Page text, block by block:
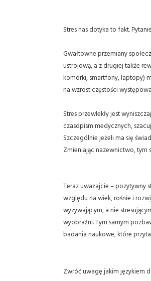
Stres nas dotyka to fakt.
Gwałtowne przemiany
ustrojową, a z drugiej także
komórki, smartfony, laptopy)
na wzrost częstości
Stres przewlekły jest
czasopism medycznych,
Szczególnie jeżeli ma się
Zmieniając nazewnictwo, tym
Teraz uważajcie – pozytywny
względu na wiek, rośnie i
wyzywającym, a nie
wyobraźni. Tym samym
badania naukowe, które
Zwróć uwagę jakim językiem